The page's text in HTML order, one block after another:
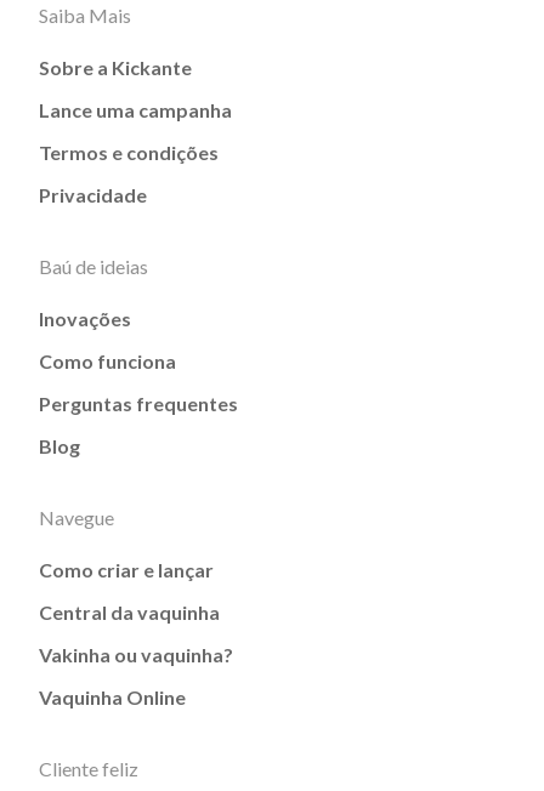
Saiba Mais
Sobre a Kickante
Lance uma campanha
Termos e condições
Privacidade
Baú de ideias
Inovações
Como funciona
Perguntas frequentes
Blog
Navegue
Como criar e lançar
Central da vaquinha
Vakinha ou vaquinha?
Vaquinha Online
Cliente feliz